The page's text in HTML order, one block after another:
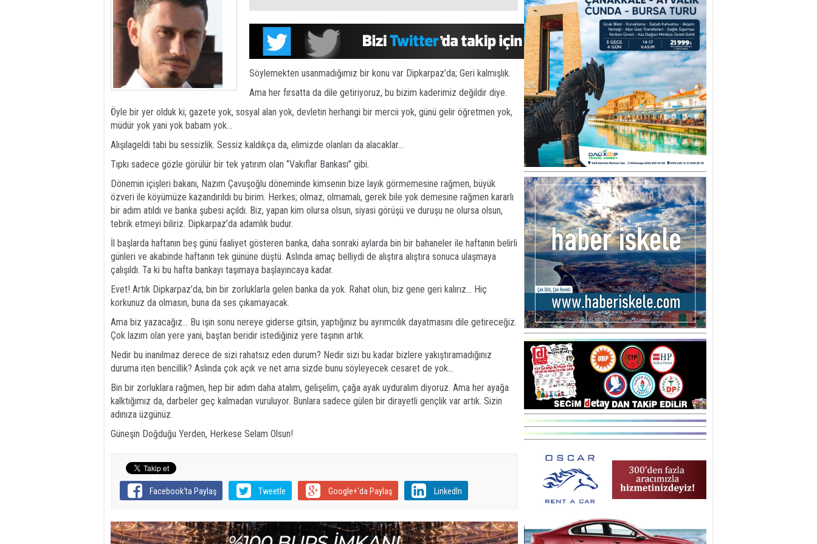
Söylemekten usanmadığımız bir konu var Dipkarpaz’da; Geri kalmışlık.
Ama her fırsatta da dile getiriyoruz, bu bizim kaderimiz değildir diye.
Öyle bir yer olduk ki; gazete yok, sosyal alan yok, devletin herhangi bir mercii yok, günü gelir öğretmen yok,
müdür yok yani yok babam yok…
Alışılageldi tabi bu sessizlik. Sessiz kaldıkça da, elimizde olanları da alacaklar…
Tıpkı sadece gözle görülür bir tek yatırım olan ‘’Vakıflar Bankası’’ gibi.
Dönemin içişleri bakanı, Nazım Çavuşoğlu döneminde kimsenin bize layık görmemesine rağmen, büyük
özveri ile köyümüze kazandırıldı bu birim. Herkes; olmaz, olmamalı, gerek bile yok demesine rağmen kararlı
bir adım atıldı ve banka şubesi açıldı. Biz, yapan kim olursa olsun, siyasi görüşü ve duruşu ne olursa olsun,
tebrik etmeyi biliriz. Dipkarpaz’da adamlık budur.
İl başlarda haftanın beş günü faaliyet gösteren banka, daha sonraki aylarda bin bir bahaneler ile haftanın belirli
günleri ve akabinde haftanın tek gününe düştü. Aslında amaç belliydi de alıştıra alıştıra sonuca ulaşmaya
çalışıldı. Ta ki bu hafta bankayı taşımaya başlayıncaya kadar.
Evet! Artık Dipkarpaz’da, bin bir zorluklarla gelen banka da yok. Rahat olun, biz gene geri kalırız… Hiç
korkunuz da olmasın, buna da ses çıkamayacak.
Ama biz yazacağız… Bu işin sonu nereye giderse gitsin, yaptığınız bu ayrımcılık dayatmasını dile getireceğiz.
Çok lazım olan yere yani, baştan beridir istediğiniz yere taşının artık.
Nedir bu inanılmaz derece de sizi rahatsız eden durum? Nedir sizi bu kadar bizlere yakıştıramadığınız
duruma iten bencillik? Aslında çok açık ve net ama sizde bunu söyleyecek cesaret de yok…
Bin bir zorluklara rağmen, hep bir adım daha atalım, gelişelim, çağa ayak uyduralım diyoruz. Ama her ayağa
kalktığımız da, darbeler geç kalmadan vuruluyor. Bunlara sadece gülen bir dirayetli gençlik var artık. Sizin
adınıza üzgünüz.
Güneşin Doğduğu Yerden, Herkese Selam Olsun!
Facebook'ta Paylaş Tweetle Google+'da Paylaş LinkedIn